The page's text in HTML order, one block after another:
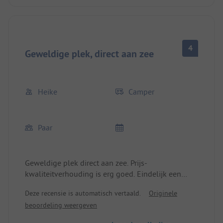
Geweldige plek, direct aan zee 4
Heike Camper
Paar
Geweldige plek direct aan zee. Prijs-
kwaliteitverhouding is erg goed. Eindelijk een
geef de voorkeur aan verouderd maar schoon, dan
nieuw maar vies. We waren vorig jaar in Spanje op
Deze recensie is automatisch vertaald.
Originele
beoordeling weergeven